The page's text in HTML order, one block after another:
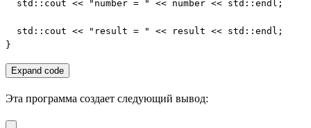
  std::cout << "number = " << number << std::endl;
  std::cout << "result = " << result << std::endl;
}
Expand code
Эта программа создает следующий вывод: